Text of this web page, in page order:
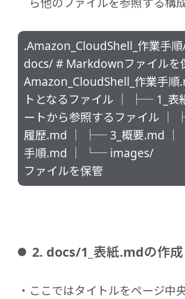
.Amazon_CloudShell_作業手
docs/ # Markdownファイル
Amazon_CloudShell_作業手順
トとなるファイル │ ├─ 1_表
ートから参照するファイル │
履歴.md │ ├─ 3_概要.md │
手順.md │ └─
ファイルを保管
2. docs/1_表紙.mdの作成
ここではタイトルをページ中